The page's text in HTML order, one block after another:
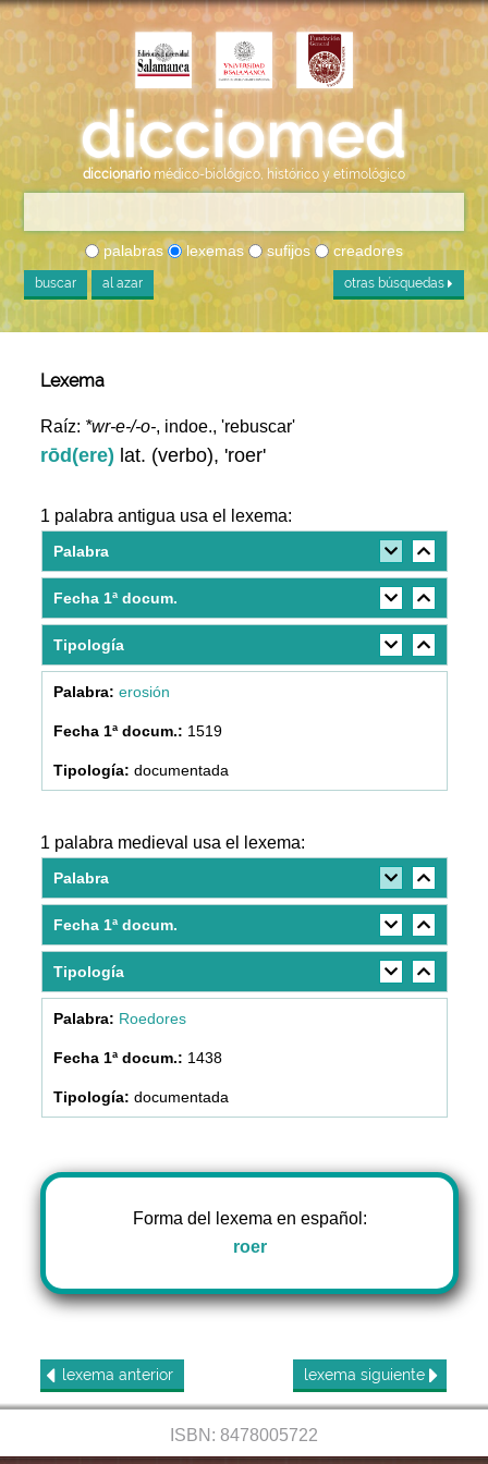
diccionario médico-biológico, histórico y etimológico
palabras lexemas sufijos creadores
buscar al azar otras búsquedas
Lexema
Raíz: *wr-e-/-o-, indoe., 'rebuscar'
rōd(ere) lat. (verbo), 'roer'
1 palabra antigua usa el lexema:
Palabra
Fecha 1ª docum.
Tipología
erosión
1519
documentada
1 palabra medieval usa el lexema:
Palabra
Fecha 1ª docum.
Tipología
Roedores
1438
documentada
Forma del lexema en español:
roer
lexema anterior lexema siguiente
ISBN: 8478005722